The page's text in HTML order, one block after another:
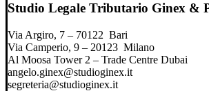
Studio Legale Tributario Ginex &
Via Argiro, 7 – 70122 Bari
Via Camperio, 9 – 20123 Milano
Al Moosa Tower 2 – Trade Centre Dubai
angelo.ginex@studioginex.it
segreteria@studioginex.it